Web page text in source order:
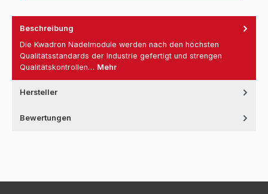
Beschreibung
Die Kwadron Nadelmodule werden nach den höchsten
Qualitätsstandards der Industrie gefertigt und strengen
Qualitätskontrollen… Mehr
Hersteller
Bewertungen